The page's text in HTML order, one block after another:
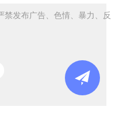
禁发布广告、色情、暴力、反